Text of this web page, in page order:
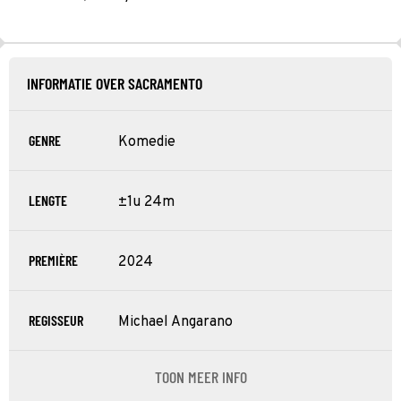
INFORMATIE OVER SACRAMENTO
GENRE Komedie
LENGTE ±1u 24m
PREMIÈRE 2024
REGISSEUR Michael Angarano
TOON MEER INFO